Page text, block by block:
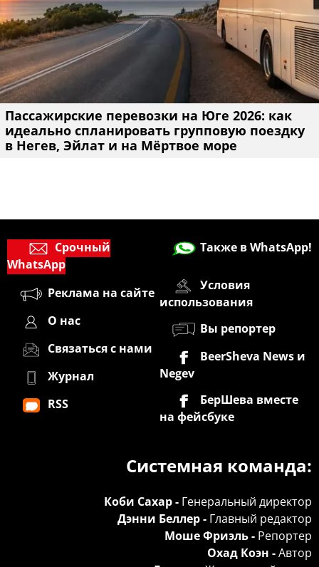
Пассажирские перевозки на Юге 2026: как
идеально спланировать групповую поездку
в Негев, Эйлат и на Мёртвое море
Также в WhatsApp!
Условия
использования
Вы репортер
BeerSheva News и
Negev
БерШева вместе
на фейсбуке
Срочный
WhatsApp
Реклама на сайте
О нас
Связаться с нами
Журнал
RSS
Системная команда:
Коби Сахар - Генеральный директор
Дэнни Беллер - Главный редактор
Моше Фриэль - Репортер
Охад Коэн -Автор